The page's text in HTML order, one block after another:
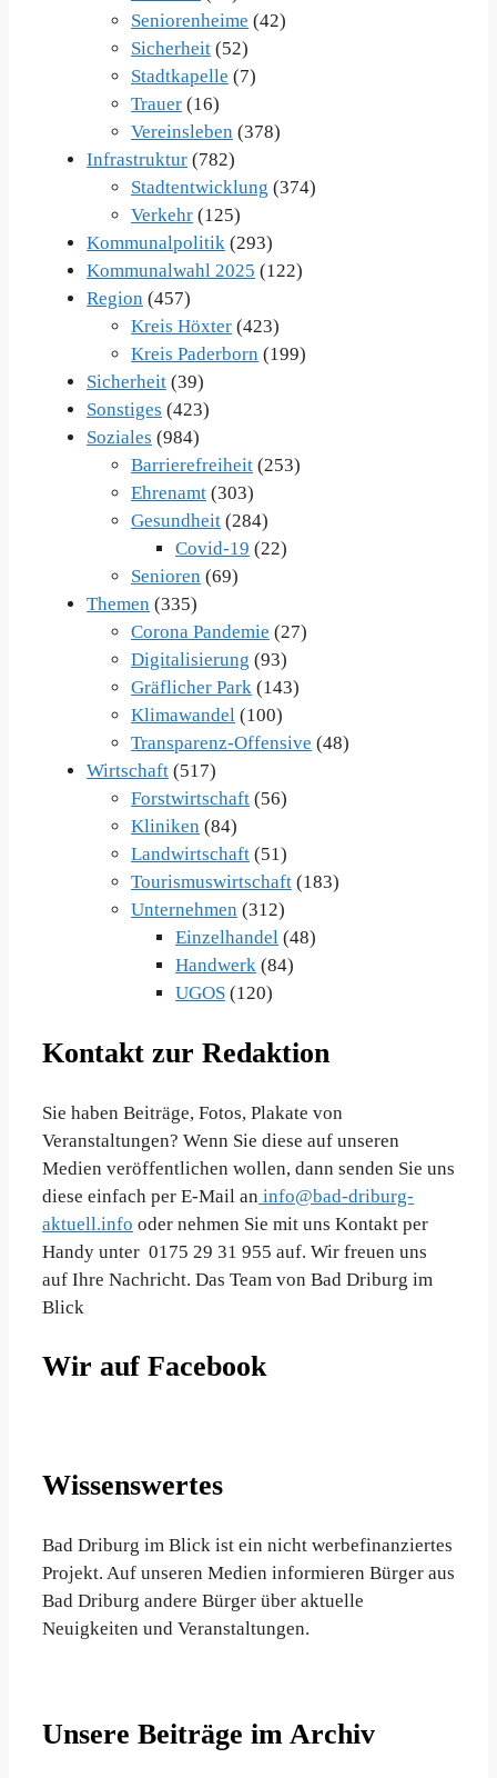
Seniorenheime (42)
Sicherheit (52)
Stadtkapelle (7)
Trauer (16)
Vereinsleben (378)
Infrastruktur (782)
Stadtentwicklung (374)
Verkehr (125)
Kommunalpolitik (293)
Kommunalwahl 2025 (122)
Region (457)
Kreis Höxter (423)
Kreis Paderborn (199)
Sicherheit (39)
Sonstiges (423)
Soziales (984)
Barrierefreiheit (253)
Ehrenamt (303)
Gesundheit (284)
Covid-19 (22)
Senioren (69)
Themen (335)
Corona Pandemie (27)
Digitalisierung (93)
Gräflicher Park (143)
Klimawandel (100)
Transparenz-Offensive (48)
Wirtschaft (517)
Forstwirtschaft (56)
Kliniken (84)
Landwirtschaft (51)
Tourismuswirtschaft (183)
Unternehmen (312)
Einzelhandel (48)
Handwerk (84)
UGOS (120)
Kontakt zur Redaktion
Sie haben Beiträge, Fotos, Plakate von
Veranstaltungen? Wenn Sie diese auf unseren
Medien veröffentlichen wollen, dann senden Sie uns
diese einfach per E-Mail an info@bad-driburg-
aktuell.info oder nehmen Sie mit uns Kontakt per
Handy unter 0175 29 31 955 auf. Wir freuen uns
auf Ihre Nachricht. Das Team von Bad Driburg im
Blick
Wir auf Facebook
Wissenswertes
Bad Driburg im Blick ist ein nicht werbefinanziertes
Projekt. Auf unseren Medien informieren Bürger aus
Bad Driburg andere Bürger über aktuelle
Neuigkeiten und Veranstaltungen.
Unsere Beiträge im Archiv